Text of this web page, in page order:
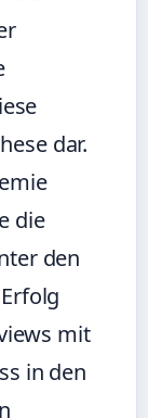
dar.
die
den
mit
in den